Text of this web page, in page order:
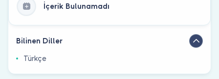
İçerik Bulunamadı
Bilinen Diller
Türkçe